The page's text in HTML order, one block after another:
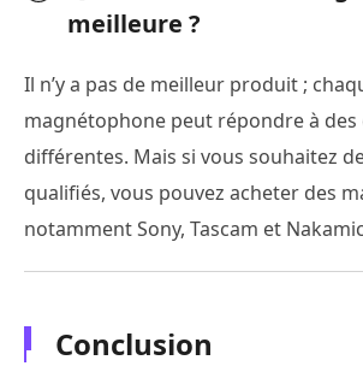
meilleure ?
Il n’y a pas de meilleur produit ;
magnétophone peut répondre à des
différentes. Mais si vous souhaitez
qualifiés, vous pouvez acheter des
notamment Sony, Tascam et
Conclusion